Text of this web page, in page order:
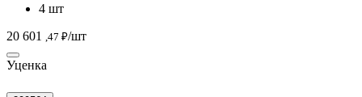
4 шт
20 601
,47 ₽/шт
Уценка